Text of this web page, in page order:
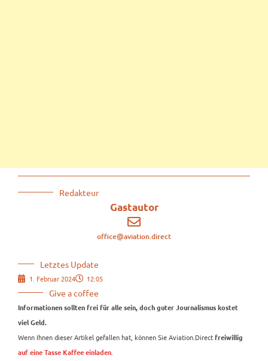
Redakteur
Gastautor
office@aviation.direct
Letztes Update
1. Februar 2024 12:05
Give a coffee
Informationen sollten frei für alle sein, doch guter Journalismus kostet
viel Geld.
Wenn Ihnen dieser Artikel gefallen hat, können Sie Aviation.Direct freiwillig
auf eine Tasse Kaffee einladen